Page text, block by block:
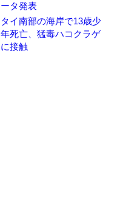
ータ発表
タイ南部の海岸で13歳少
年死亡、猛毒ハコクラゲ
に接触